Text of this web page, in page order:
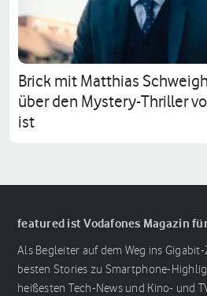
Brick mit Matthias
über den Mystery-Thriller
ist
featured ist Vodafones Magazin
Als Begleiter auf dem Weg ins
besten Stories zu Smartphone-
heißesten Tech-News und Kino- und